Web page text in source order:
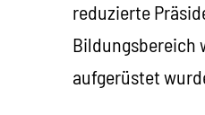
reduzierte
Bildungsbereich
aufgerüstet